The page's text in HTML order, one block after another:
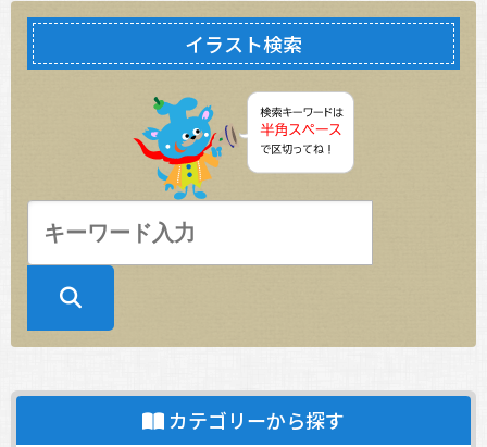
イラスト検索
カテゴリーから探す